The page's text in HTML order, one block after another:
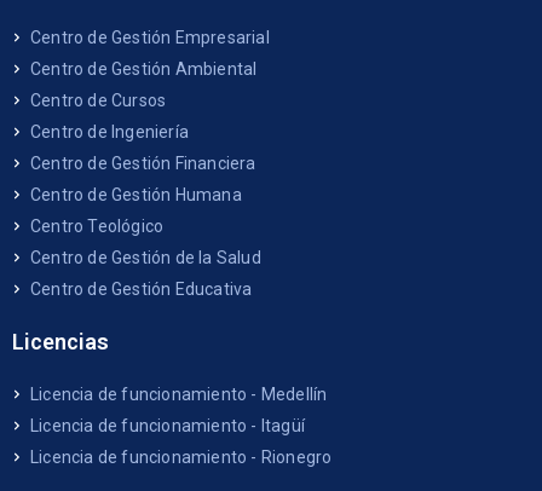
Centro de Gestión Empresarial
Centro de Gestión Ambiental
Centro de Cursos
Centro de Ingeniería
Centro de Gestión Financiera
Centro de Gestión Humana
Centro Teológico
Centro de Gestión de la Salud
Centro de Gestión Educativa
Licencias
Licencia de funcionamiento - Medellín
Licencia de funcionamiento - Itagüí
Licencia de funcionamiento - Rionegro